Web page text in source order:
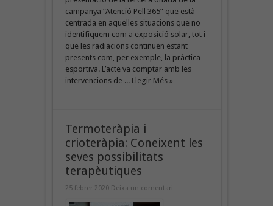
campanya “Atenció Pell 365” que està
centrada en aquelles situacions que no
identifiquem com a exposició solar, tot i
que les radiacions continuen estant
presents com, per exemple, la pràctica
esportiva. L’acte va comptar amb les
intervencions de ... Llegir Més »
Termoteràpia i
crioteràpia: Coneixent les
seves possibilitats
terapèutiques
25 febrer 2020 Deixa un comentari